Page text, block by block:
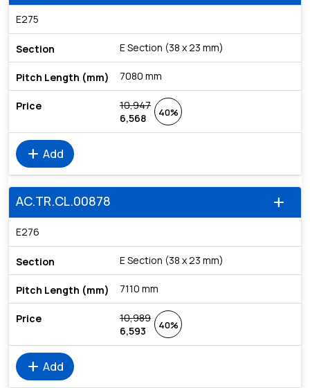
E275
E Section (38 x 23 mm)
7080 mm
10,947
6,568
40%
add Add
add
AC.TR.CL.00878
E276
E Section (38 x 23 mm)
7110 mm
10,989
6,593
40%
add Add